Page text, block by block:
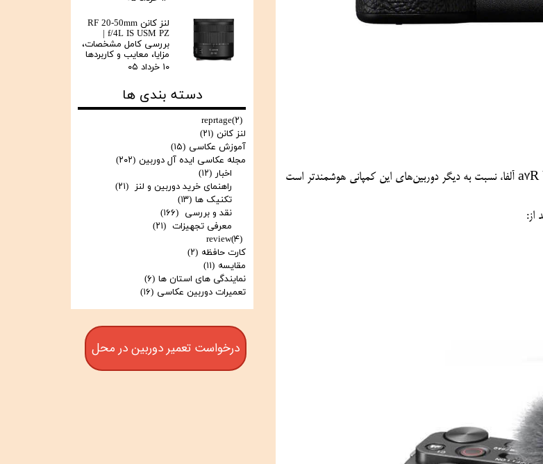
دوربین سونی a7R V جزو بهترین دوربین‌های بدون آینه است. دوربین سونی a7R V آلفا، نسبت به دیگر دوربین‌های این کمپانی هوشمندتر است
لنز کانن RF 20-50mm
بررسی کامل مشخصات،
مزایا، معایب و کاربردها
۱۰ خرداد ۰۵
دسته بندی ها
reprtage(۲)
لنز کانن (۲۱)
آموزش عکاسی (۱۵)
مجله عکاسی ایده آل دوربین (۲۰۲)
اخبار (۱۲)
راهنمای خرید دوربین و لنز (۲۱)
تکنیک ها (۱۳)
نقد و بررسی (۱۶۶)
معرفی تجهیزات (۲۱)
review(۴)
کارت حافظه (۲)
مقایسه (۱۱)
نمایندگی های استان ها (۶)
تعمیرات دوربین عکاسی (۱۶)
درخواست تعمیر دوربین در محل